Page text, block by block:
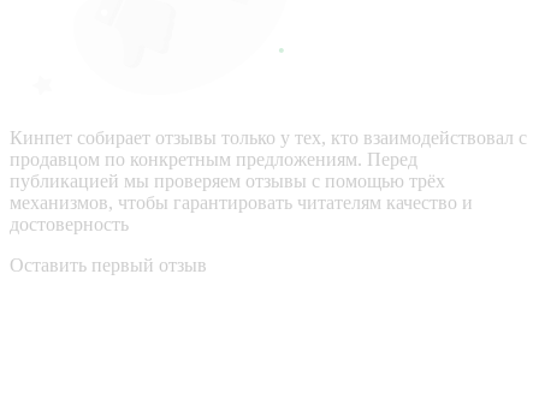
Кинпет собирает отзывы только у тех, кто взаимодействовал с
продавцом по конкретным предложениям. Перед
публикацией мы проверяем отзывы с помощью трёх
механизмов, чтобы гарантировать читателям качество и
достоверность
Оставить первый отзыв